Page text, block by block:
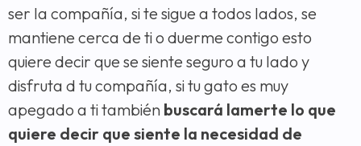
ser la compañía, si te sigue a todos lados, se
mantiene cerca de ti o duerme contigo esto
quiere decir que se siente seguro a tu lado y
disfruta d tu compañía, si tu gato es muy
apegado a ti también buscará lamerte lo que
quiere decir que siente la necesidad de